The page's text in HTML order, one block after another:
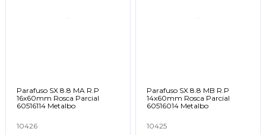
Parafuso SX 8.8 MA R.P
16x60mm Rosca Parcial
60516114 Metalbo
10426
Parafuso SX 8.8 MB R.P
14x60mm Rosca Parcial
60516014 Metalbo
10425